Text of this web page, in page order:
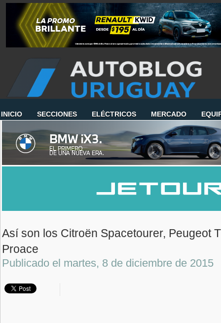
INICIO SECCIONES ELÉCTRICOS MERCADO
Así son los Citroën Spacetourer, Peugeot
Proace
Publicado el martes, 8 de diciembre de 2015